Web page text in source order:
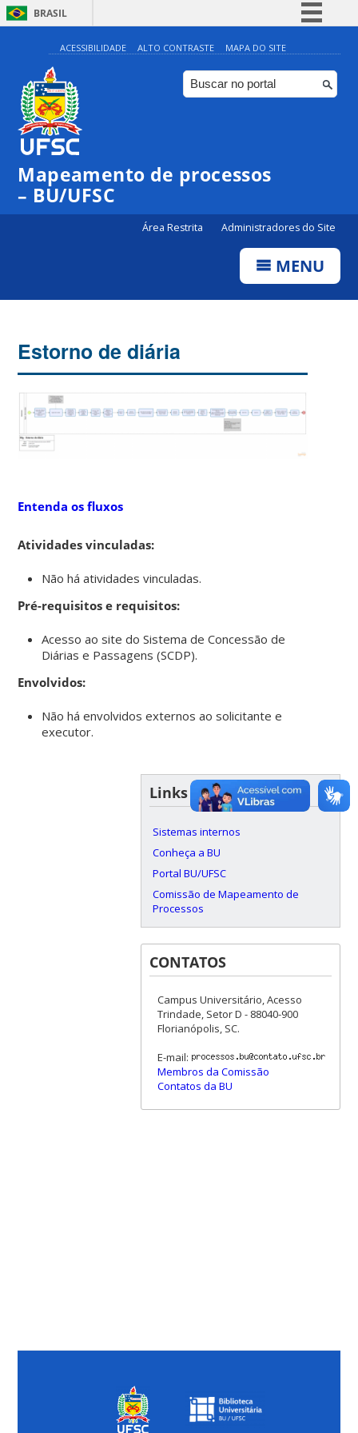
BRASIL
Simplifique!
Comunica BR
Participe
Canais
ACESSIBILIDADE ALTO CONTRASTE MAPA DO SITE
Mapeamento de processos
– BU/UFSC
Área Restrita Administradores do Site
MENU
Estorno de diária
Entenda os fluxos
Atividades vinculadas:
Não há atividades vinculadas.
Pré-requisitos e requisitos:
Acesso ao site do Sistema de Concessão de
Diárias e Passagens (SCDP).
Envolvidos:
Não há envolvidos externos ao solicitante e
executor.
Links úteis
Sistemas internos
Conheça a BU
Portal BU/UFSC
Comissão de Mapeamento de
Processos
CONTATOS
Campus Universitário, Acesso
Trindade, Setor D - 88040-900
Florianópolis, SC.
E-mail:
Membros da Comissão
Contatos da BU